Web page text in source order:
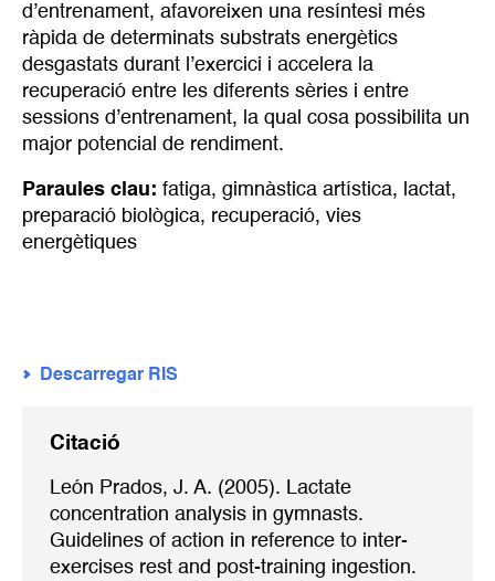
d’entrenament, afavoreixen una resíntesi més
ràpida de determinats substrats energètics
desgastats durant l’exercici i accelera la
recuperació entre les diferents sèries i entre
sessions d’entrenament, la qual cosa possibilita un
major potencial de rendiment.
Paraules clau: fatiga, gimnàstica artística, lactat,
preparació biològica, recuperació, vies
energètiques
Descarregar RIS
Citació
León Prados, J. A. (2005). Lactate
concentration analysis in gymnasts.
Guidelines of action in reference to inter-
exercises rest and post-training ingestion.